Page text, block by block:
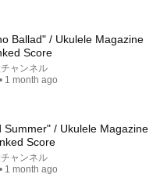
Ballad" / Ukulele Magazine
Score
ャンネル
1 month ago
Summer" / Ukulele Magazine
Score
ャンネル
1 month ago